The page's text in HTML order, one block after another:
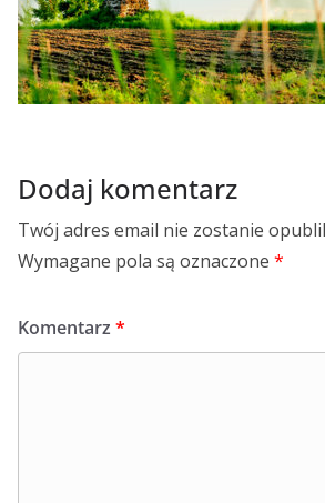
Dodaj komentarz
Twój adres email nie zostanie
Wymagane pola są oznaczone *
Komentarz *